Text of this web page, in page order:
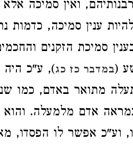
ואין סמיכה
ענין סמיכה, כדמות
סמיכת הזקנים
(במדבר כז כג), ע"כ היה
מתואר באדם, כמו
אדם מלמעלה. והוא
וע"כ אפשר לו הפסדו,